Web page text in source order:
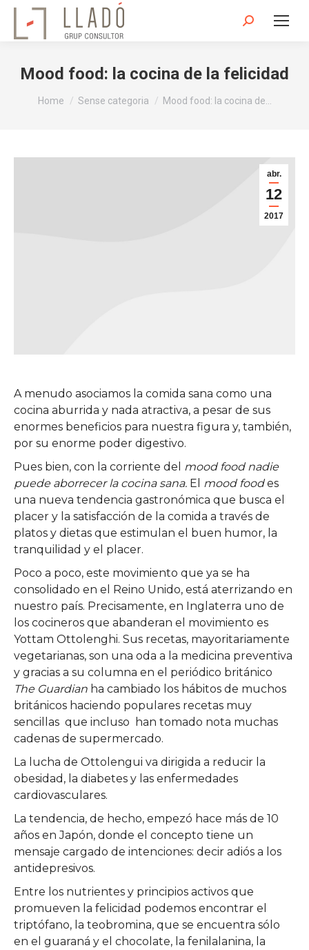
Search:
Mood food: la cocina de la felicidad
You are here:
Home Sense categoria Mood food: la cocina de…
abr.
12
2017
A menudo asociamos la comida sana como una
cocina aburrida y nada atractiva, a pesar de sus
enormes beneficios para nuestra figura y, también,
por su enorme poder digestivo.
Pues bien, con la corriente del
mood food nadie
puede aborrecer la cocina sana. El mood foodes
una nueva tendencia gastronómica que busca el
placer y la satisfacción de la comida a través de
platos y dietas que estimulan el buen humor, la
tranquilidad y el placer.
Poco a poco, este movimiento que ya se ha
consolidado en el Reino Unido, está aterrizando en
nuestro país. Precisamente, en Inglaterra uno de
los cocineros que abanderan el movimiento es
Yottam Ottolenghi. Sus recetas, mayoritariamente
vegetarianas, son una oda a la medicina preventiva
y gracias a su columna en el periódico británico
The Guardian ha cambiado los hábitos de muchos
británicos haciendo populares recetas muy
sencillas que incluso han tomado nota muchas
cadenas de supermercado.
La lucha de Ottolengui va dirigida a reducir la
obesidad, la diabetes y las enfermedades
cardiovasculares.
La tendencia, de hecho, empezó hace más de 10
años en Japón, donde el concepto tiene un
mensaje cargado de intenciones: decir adiós a los
antidepresivos.
Entre los nutrientes y principios activos que
promueven la felicidad podemos encontrar el
triptófano, la teobromina, que se encuentra sólo
en el guaraná y el chocolate, la fenilalanina, la